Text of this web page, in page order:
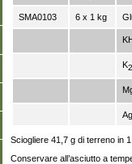
SMA0103 6 x 1 kg
K2
Sciogliere 41,7 g di terreno in
Conservare all’asciutto a